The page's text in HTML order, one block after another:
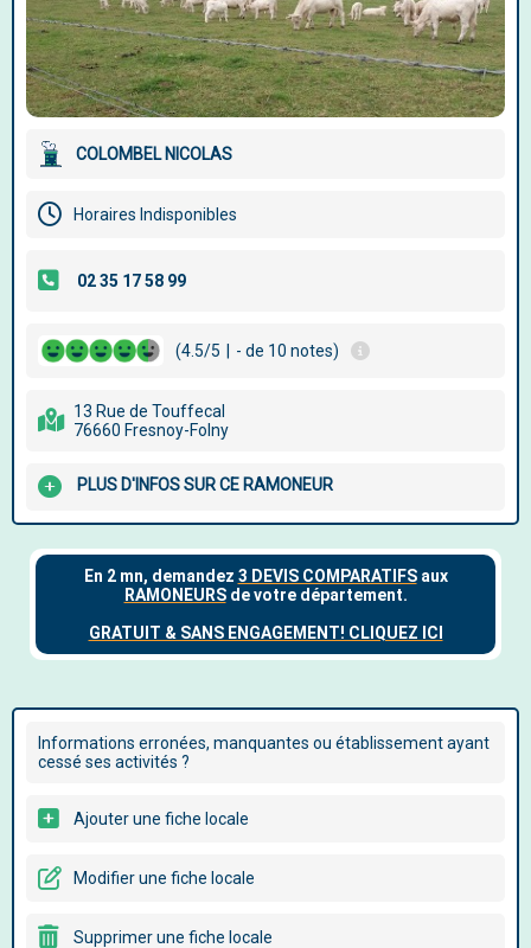
COLOMBEL NICOLAS
Horaires Indisponibles
(4.5/5 - de 10 notes)
13 Rue de Touffecal
76660 Fresnoy-Folny
PLUS D'INFOS SUR CE RAMONEUR
Informations erronées, manquantes ou établissement ayant
cessé ses activités ?
Ajouter une fiche locale
Modifier une fiche locale
Supprimer une fiche locale